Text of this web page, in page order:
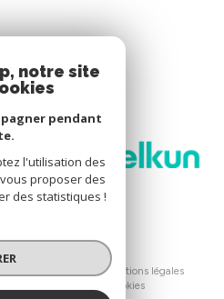
droits réservés
Mentions légales
Cookies
notre site
pendant
l'utilisation des
proposer des
des statistiques !